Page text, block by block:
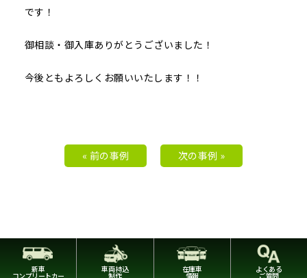
です！
御相談・御入庫ありがとうございました！
今後ともよろしくお願いいたします！！
« 前の事例 次の事例 »
新車
コンプリートカー
車両持込
制作
在庫車
情報
よくある
ご質問